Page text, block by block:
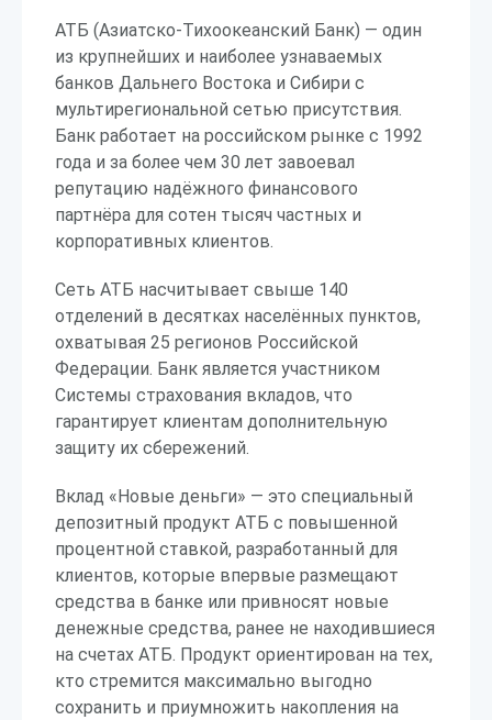
АТБ (Азиатско-Тихоокеанский Банк) — один
из крупнейших и наиболее узнаваемых
банков Дальнего Востока и Сибири с
мультирегиональной сетью присутствия.
Банк работает на российском рынке с 1992
года и за более чем 30 лет завоевал
репутацию надёжного финансового
партнёра для сотен тысяч частных и
корпоративных клиентов.
Сеть АТБ насчитывает свыше 140
отделений в десятках населённых пунктов,
охватывая 25 регионов Российской
Федерации. Банк является участником
Системы страхования вкладов, что
гарантирует клиентам дополнительную
защиту их сбережений.
Вклад «Новые деньги» — это специальный
депозитный продукт АТБ с повышенной
процентной ставкой, разработанный для
клиентов, которые впервые размещают
средства в банке или привносят новые
денежные средства, ранее не находившиеся
на счетах АТБ. Продукт ориентирован на тех,
кто стремится максимально выгодно
сохранить и приумножить накопления на